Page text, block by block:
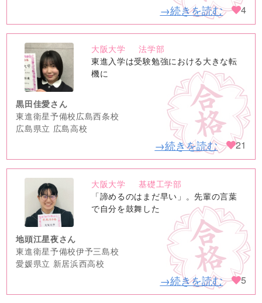
→続きを読む 4
no
image
大阪大学
法学部
東進入学は受験勉強における大きな転
機に
黒田佳愛さん
東進衛星予備校広島西条校
広島県立 広島高校
→続きを読む 21
no
image
大阪大学
基礎工学部
「諦めるのはまだ早い」。先輩の言葉
で自分を鼓舞した
地頭江星夜さん
東進衛星予備校伊予三島校
愛媛県立 新居浜西高校
→続きを読む 5